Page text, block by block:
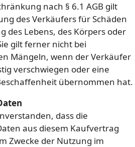
nach § 6.1 AGB gilt
des Verkäufers für Schäden
des Lebens, des Körpers oder
gilt ferner nicht bei
Mängeln, wenn der Verkäufer
verschwiegen oder eine
übernommen hat.
dass die
aus diesem Kaufvertrag
Zwecke der Nutzung im